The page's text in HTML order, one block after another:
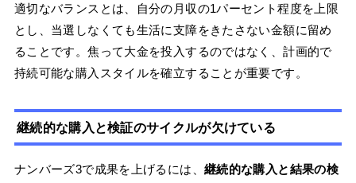
適切なバランスとは、自分の月収の1パーセント程度を上限
とし、当選しなくても生活に支障をきたさない金額に留め
ることです。焦って大金を投入するのではなく、計画的で
持続可能な購入スタイルを確立することが重要です。
継続的な購入と検証のサイクルが欠けている
ナンバーズ3で成果を上げるには、 継続的な購入と結果の検